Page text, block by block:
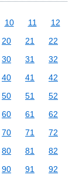
10 11
12
20 21
22
30 31
32
40 41
42
50 51
52
60 61
62
70 71
72
80 81
82
90 91
92